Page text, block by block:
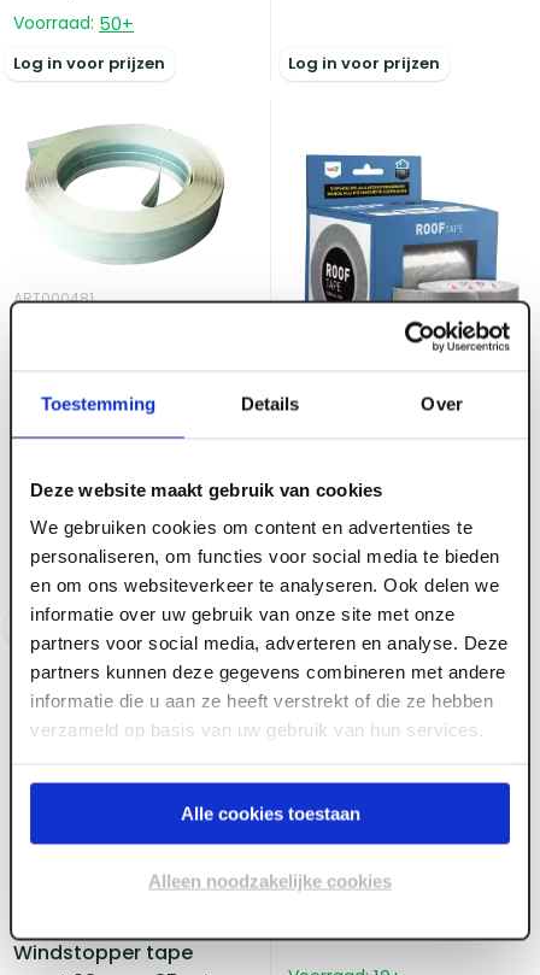
Toestemming Details Over
Deze website maakt gebruik van cookies
We gebruiken cookies om content en advertenties te
personaliseren, om functies voor social media te bieden
en om ons websiteverkeer te analyseren. Ook delen we
informatie over uw gebruik van onze site met onze
partners voor social media, adverteren en analyse. Deze
partners kunnen deze gegevens combineren met andere
informatie die u aan ze heeft verstrekt of die ze hebben
verzameld op basis van uw gebruik van hun services.
Alle cookies toestaan
Alleen noodzakelijke cookies
Voorraad: 50+
Log in voor prijzen Log in voor prijzen
ART000481
m1/op rol
Voorraad: 7
Log in voor prijzen
ART004772
Tec7 WP7-202 Roof
Tape 150mm x 10m
Voorraad: 10+
Log in voor prijzen
Windstopper tape
ART004861
Windstopper tape grijs
50mm 25 mtr